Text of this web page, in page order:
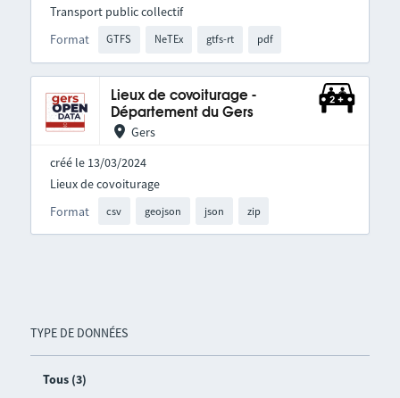
TYPE DE DONNÉES
Tous (3)
Format GTFS NeTEx gtfs-rt pdf
Transport public collectif
Lieux de covoiturage -
Département du Gers
Gers
créé le 13/03/2024
Format csv geojson json zip
Lieux de covoiturage